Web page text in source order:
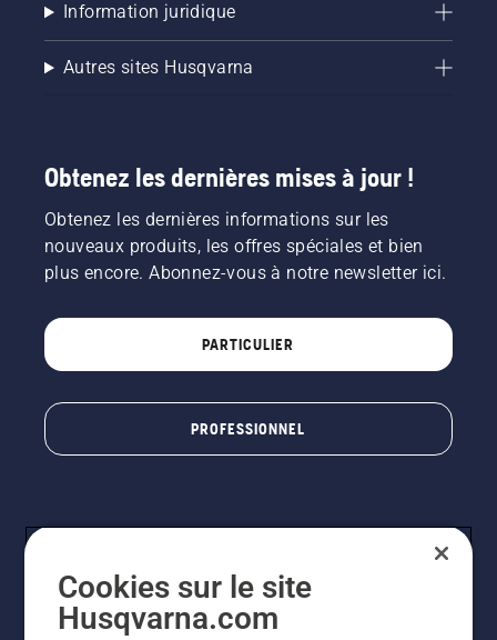
Information juridique
Autres sites Husqvarna
Obtenez les dernières mises à jour !
Obtenez les dernières informations sur les
nouveaux produits, les offres spéciales et bien
plus encore. Abonnez-vous à notre newsletter ici.
PARTICULIER
PROFESSIONNEL
Cookies sur le site
Husqvarna.com